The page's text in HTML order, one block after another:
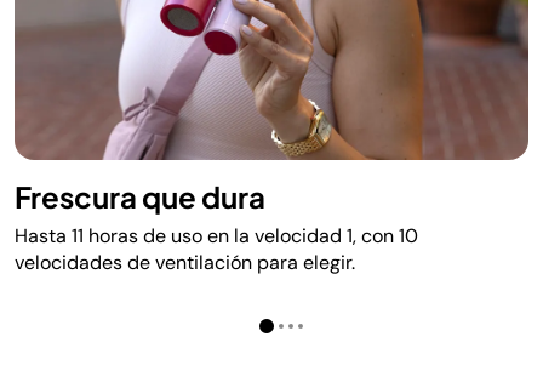
Frescura que dura
Hasta 11 horas de uso en la velocidad 1, con 10
velocidades de ventilación para elegir.